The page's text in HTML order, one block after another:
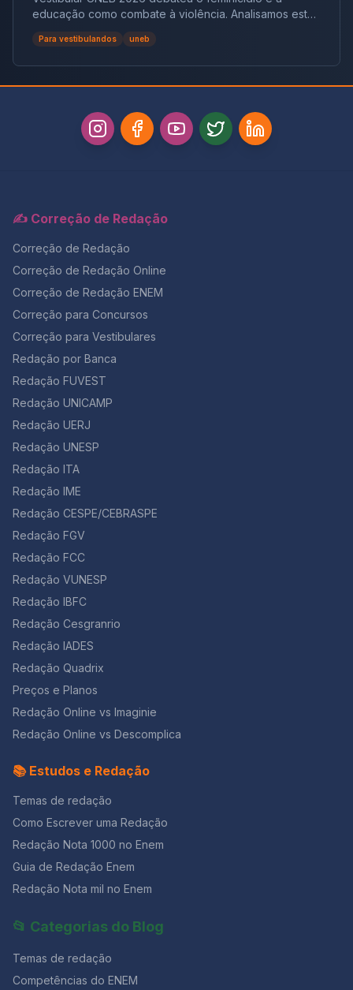
educação como combate à violência. Analisamos este
tema crucial que desafiou milhares e te preparamos
para futuras pautas sociais.
Para vestibulandos uneb
✍️ Correção de Redação
Correção de Redação
Correção de Redação Online
Correção de Redação ENEM
Correção para Concursos
Correção para Vestibulares
Redação por Banca
Redação FUVEST
Redação UNICAMP
Redação UERJ
Redação UNESP
Redação ITA
Redação IME
Redação CESPE/CEBRASPE
Redação FGV
Redação FCC
Redação VUNESP
Redação IBFC
Redação Cesgranrio
Redação IADES
Redação Quadrix
Preços e Planos
Redação Online vs Imaginie
Redação Online vs Descomplica
📚 Estudos e Redação
Temas de redação
Como Escrever uma Redação
Redação Nota 1000 no Enem
Guia de Redação Enem
Redação Nota mil no Enem
📂 Categorias do Blog
Temas de redação
Competências do ENEM